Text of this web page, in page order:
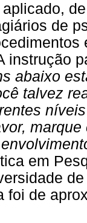
de
instrução
abaixo
talvez
em
foi de